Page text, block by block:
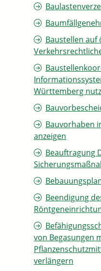
Baustellen auf
Württemberg
Bauvorhaben
anzeigen
Beauftragung
Beendigung
von Begasungen
verlängern